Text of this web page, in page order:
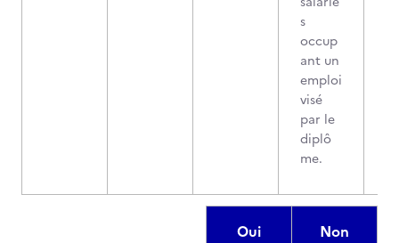
s
occup
ant un
emploi
visé
par le
diplô
me.
Oui Non